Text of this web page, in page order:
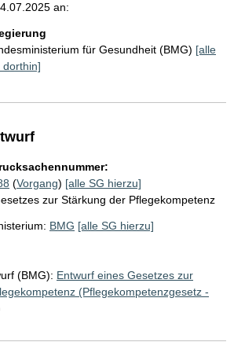
an:
für Gesundheit (BMG) [alle
dorthin]
(Vorgang) [alle SG hierzu]
zur Stärkung der Pflegekompetenz
BMG [alle SG hierzu]
(BMG): Entwurf eines Gesetzes zur
(Pflegekompetenzgesetz -